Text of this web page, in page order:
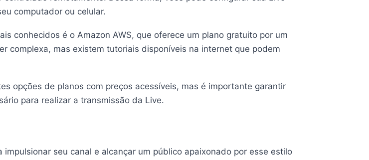
computador ou celular.
conhecidos é o Amazon AWS, que oferece um plano gratuito por um
complexa, mas existem tutoriais disponíveis na internet que podem
opções de planos com preços acessíveis, mas é importante garantir
para realizar a transmissão da Live.
seu canal e alcançar um público apaixonado por esse estilo